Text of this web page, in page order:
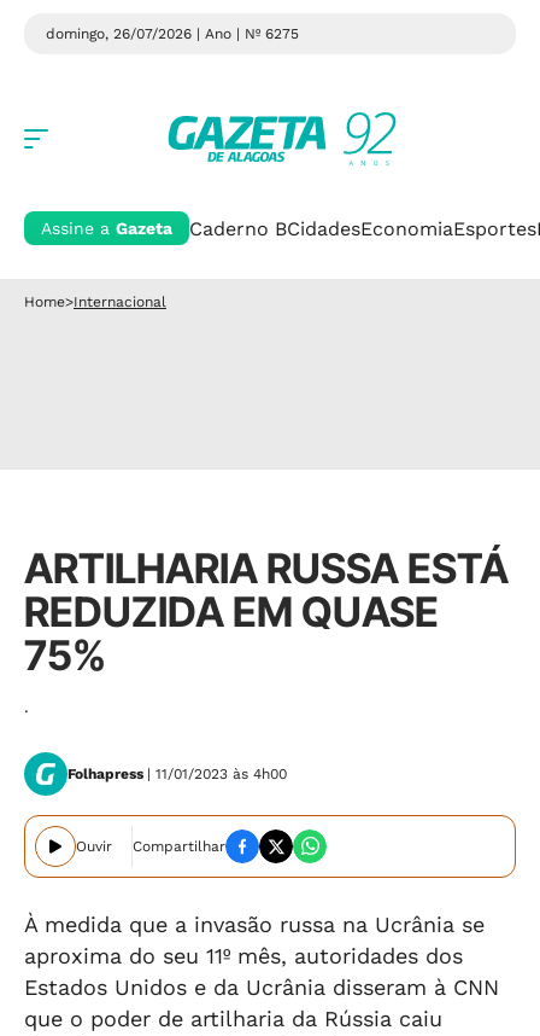
domingo, 26/07/2026 | Ano | Nº 6275
Assine a Gazeta Caderno BCidadesEconomiaEsportes
Home>Internacional
ARTILHARIA RUSSA ESTÁ
REDUZIDA EM QUASE
75%
.
Folhapress | 11/01/2023 às 4h00
Ouvir Compartilhar
À medida que a invasão russa na Ucrânia se
aproxima do seu 11º mês, autoridades dos
Estados Unidos e da Ucrânia disseram à CNN
que o poder de artilharia da Rússia caiu